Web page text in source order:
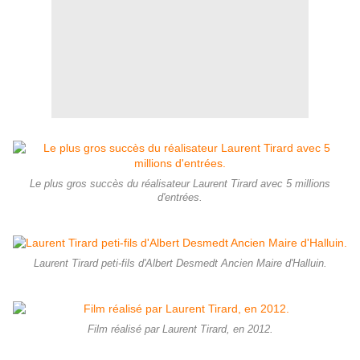
Le plus gros succès du réalisateur Laurent Tirard avec 5 millions
d'entrées.
Laurent Tirard peti-fils d'Albert Desmedt Ancien Maire d'Halluin.
Film réalisé par Laurent Tirard, en 2012.